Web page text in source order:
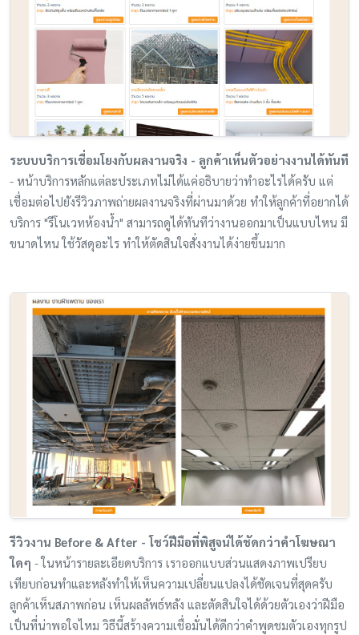
ระบบบริการเชื่อมโยงกับผลงานจริง - ลูกค้าเห็นตัวอย่างงานได้ทันที
- หน้าบริการหลักแต่ละประเภทไม่ได้แค่อธิบายว่าทำอะไรได้ครับ แต่
เชื่อมต่อไปยังรีวิวภาพถ่ายผลงานจริงที่ผ่านมาด้วย ทำให้ลูกค้าที่อยากได้
บริการ "รีโนเวทห้องน้ำ" สามารถดูได้ทันทีว่างานออกมาเป็นแบบไหน มี
ขนาดไหน ใช้วัสดุอะไร ทำให้ตัดสินใจสั่งงานได้ง่ายขึ้นมาก
รีวิวงาน Before & After - โชว์ฝีมือที่พิสูจน์ได้ชัดกว่าคำโฆษณา
ใดๆ - ในหน้ารายละเอียดบริการ เราออกแบบส่วนแสดงภาพเปรียบ
เทียบก่อนทำและหลังทำให้เห็นความเปลี่ยนแปลงได้ชัดเจนที่สุดครับ
ลูกค้าเห็นสภาพก่อน เห็นผลลัพธ์หลัง และตัดสินใจได้ด้วยตัวเองว่าฝีมือ
เป็นที่น่าพอใจไหม วิธีนี้สร้างความเชื่อมั่นได้ดีกว่าคำพูดชมตัวเองทุกรูป